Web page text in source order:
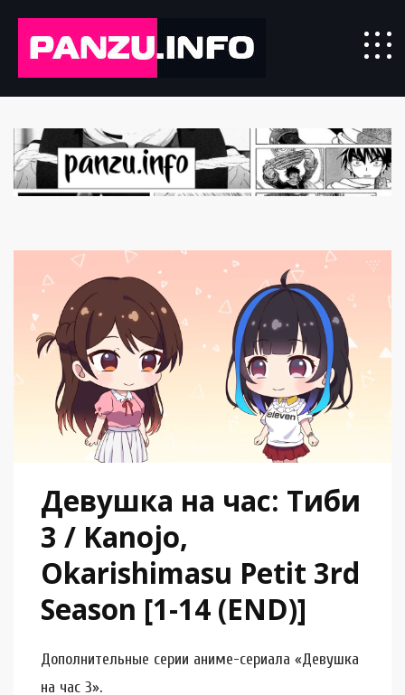
Девушка на час: Тиби
3 / Kanojo,
Okarishimasu Petit 3rd
Season [1-14 (END)]
Дополнительные серии аниме-сериала «Девушка
на час 3».